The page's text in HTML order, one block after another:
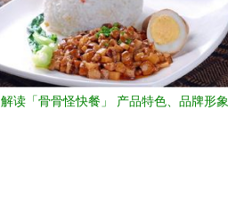
解读「骨骨怪快餐」 产品特色、品牌形象